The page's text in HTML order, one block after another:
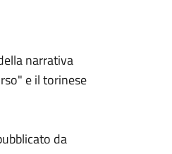
narrativa
e il torinese
da